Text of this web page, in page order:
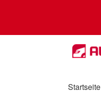
Ga
door
navigatie
Ga
naar
inhoud
Startseite